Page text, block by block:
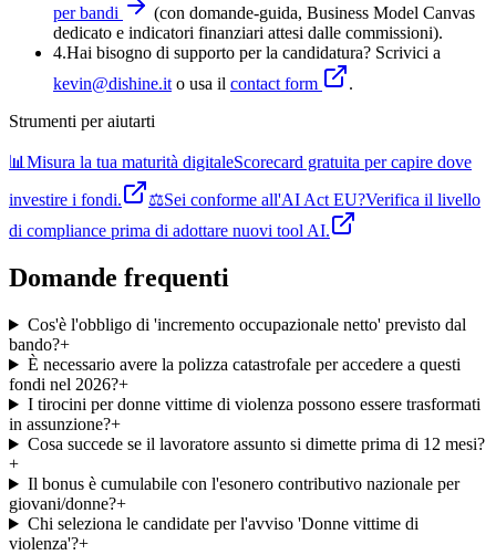
per bandi
(con domande-guida, Business Model Canvas
dedicato e indicatori finanziari attesi dalle commissioni).
4.Hai bisogno di supporto per la candidatura? Scrivici a
kevin@dishine.it o usa il contact form
.
Strumenti per aiutarti
📊 Misura la tua maturità digitaleScorecard gratuita per capire dove
investire i fondi.
⚖️Sei conforme all'AI Act EU?Verifica il livello
di compliance prima di adottare nuovi tool AI.
Domande frequenti
Cos'è l'obbligo di 'incremento occupazionale netto' previsto dal
bando?+
È necessario avere la polizza catastrofale per accedere a questi
fondi nel 2026?+
I tirocini per donne vittime di violenza possono essere trasformati
in assunzione?+
Cosa succede se il lavoratore assunto si dimette prima di 12 mesi?
+
Il bonus è cumulabile con l'esonero contributivo nazionale per
giovani/donne?+
Chi seleziona le candidate per l'avviso 'Donne vittime di
violenza'?+